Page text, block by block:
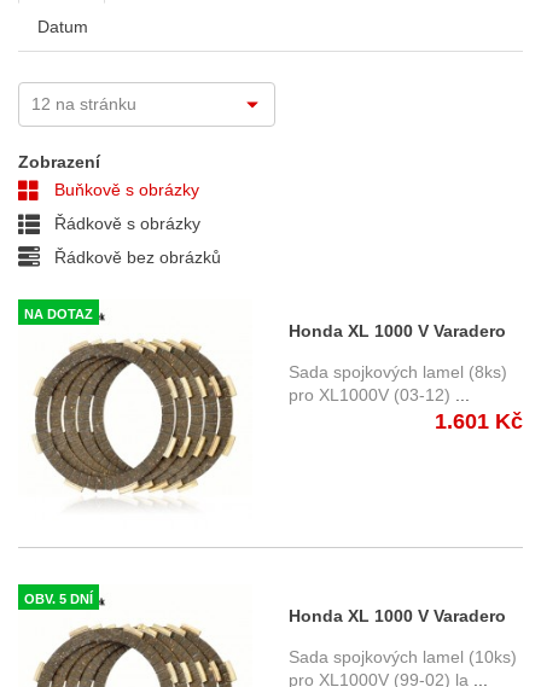
Datum
Zobrazení
Buňkově s obrázky
Řádkově s obrázky
Řádkově bez obrázků
NA DOTAZ
Honda XL 1000 V Varadero
(03-12) - lamely spojkové
Sada spojkových lamel (8ks)
pro XL1000V (03-12)
1.601 Kč
OBV. 5 DNÍ
Honda XL 1000 V Varadero
(99-02) - lamely spojkové
Sada spojkových lamel (10ks)
pro XL1000V (99-02) la